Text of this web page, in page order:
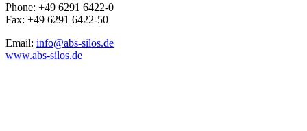
Phone: +49 6291 6422-0
Fax: +49 6291 6422-50
Email: info@abs-silos.de
www.abs-silos.de